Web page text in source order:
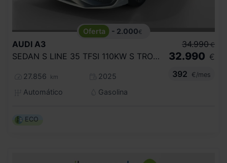
- 2.000€
AUDI A3
SEDAN S LINE 35 TFSI 110KW S TRONIC
27.856 km
2025
Automático
Gasolina
34.990 €
32.990 €
392
€/mes
ECO